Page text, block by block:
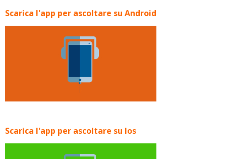
Scarica l'app per ascoltare su Android
Scarica l'app per ascoltare su Ios